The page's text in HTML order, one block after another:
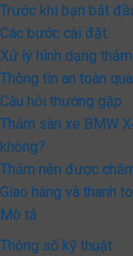
Trước khi bạn bắt
Các bước cài đặt:
Xử lý hình dạng
Thông tin an toàn
Câu hỏi thường gặp
Thảm sàn xe BMW
không?
Thảm nên được
Giao hàng và thanh
Mô tả
Thông số kỹ thuật